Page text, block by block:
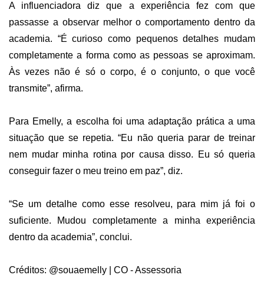
A influenciadora diz que a experiência fez com que
passasse a observar melhor o comportamento dentro da
academia. “É curioso como pequenos detalhes mudam
completamente a forma como as pessoas se aproximam.
Às vezes não é só o corpo, é o conjunto, o que você
transmite”, afirma.
Para Emelly, a escolha foi uma adaptação prática a uma
situação que se repetia. “Eu não queria parar de treinar
nem mudar minha rotina por causa disso. Eu só queria
conseguir fazer o meu treino em paz”, diz.
“Se um detalhe como esse resolveu, para mim já foi o
suficiente. Mudou completamente a minha experiência
dentro da academia”, conclui.
Créditos: @souaemelly | CO - Assessoria